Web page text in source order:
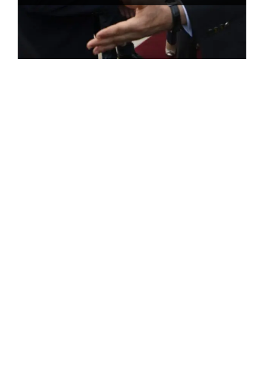
ROSE VALLAND, HEROÏNE DE LA RESISTANCE